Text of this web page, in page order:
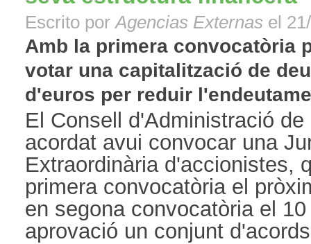
Escrito porAgencias Externas el
Amb la primera convocatòria
votar una capitalització de
d'euros per reduir
El Consell d'Administració
acordat avui convocar una
Extraordinària d'accionistes,
primera convocatòria el
en segona convocatòria el
aprovació un conjunt